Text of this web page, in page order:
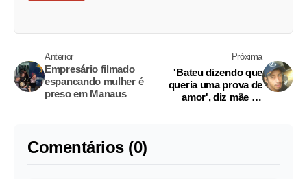
Anterior
Empresário filmado
espancando mulher é
preso em Manaus
Próxima
'Bateu dizendo que
queria uma prova de
amor', diz mãe da
Comentários (0)